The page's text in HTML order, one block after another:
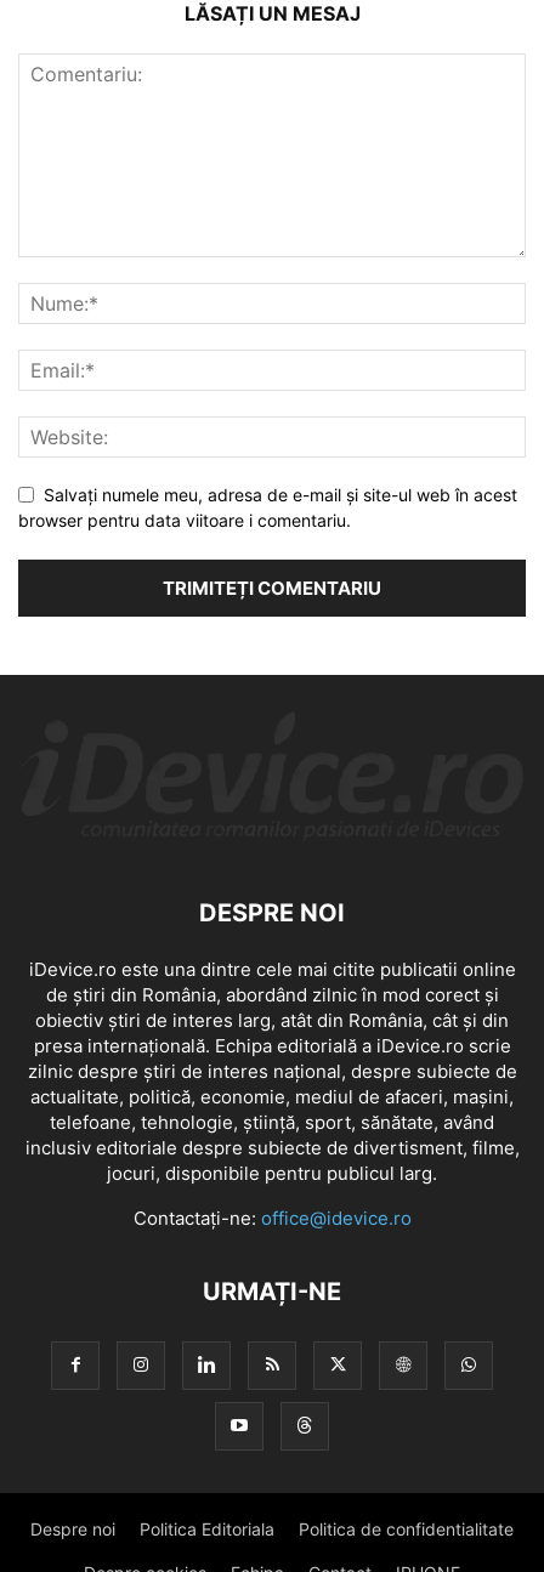
LĂSAȚI UN MESAJ
Salvați numele meu, adresa de e-mail și site-ul web în acest
browser pentru data viitoare i comentariu.
DESPRE NOI
iDevice.ro este una dintre cele mai citite publicatii online
de știri din România, abordând zilnic în mod corect și
obiectiv știri de interes larg, atât din România, cât și din
presa internațională. Echipa editorială a iDevice.ro scrie
zilnic despre știri de interes național, despre subiecte de
actualitate, politică, economie, mediul de afaceri, mașini,
telefoane, tehnologie, știință, sport, sănătate, având
inclusiv editoriale despre subiecte de divertisment, filme,
jocuri, disponibile pentru publicul larg.
Contactați-ne: office@idevice.ro
URMAȚI-NE
Despre noi Politica Editoriala Politica de confidentialitate